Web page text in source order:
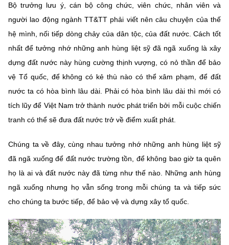
Bộ trưởng lưu ý, cán bộ công chức, viên chức, nhân viên và
người lao động ngành TT&TT phải viết nên câu chuyện của thế
hệ mình, nối tiếp dòng chảy của dân tộc, của đất nước. Cách tốt
nhất để tưởng nhớ những anh hùng liệt sỹ đã ngã xuống là xây
dựng đất nước này hùng cường thịnh vượng, có nỏ thần để bảo
vệ Tổ quốc, để không có kẻ thù nào có thể xâm phạm, để đất
nước ta có hòa bình lâu dài. Phải có hòa bình lâu dài thì mới có
tích lũy để Việt Nam trở thành nước phát triển bởi mỗi cuộc chiến
tranh có thể sẽ đưa đất nước trở về điểm xuất phát.
Chúng ta về đây, cùng nhau tưởng nhớ những anh hùng liệt sỹ
đã ngã xuống để đất nước trường tồn, để không bao giờ ta quên
họ là ai và đất nước này đã từng như thế nào. Những anh hùng
ngã xuống nhưng họ vẫn sống trong mỗi chúng ta và tiếp sức
cho chúng ta bước tiếp, để bảo vệ và dựng xây tổ quốc.